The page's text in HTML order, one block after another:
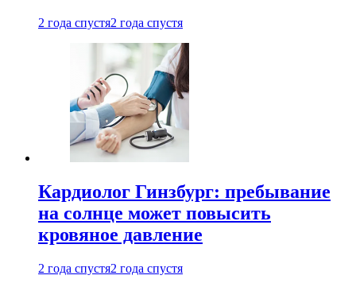
2 года спустя2 года спустя
Кардиолог Гинзбург: пребывание
на солнце может повысить
кровяное давление
2 года спустя2 года спустя